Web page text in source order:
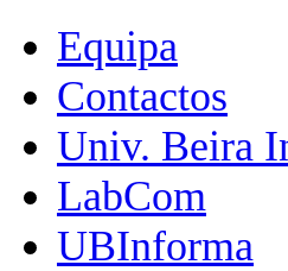
Equipa
Contactos
Univ. Beira
LabCom
UBInforma